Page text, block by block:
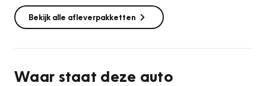
Wilt u deze auto komen bewonderen? 0341-253571 of
verkoopnunspeet@versteegbuurman.com
Bekijk alle afleverpakketten
Waar staat deze auto